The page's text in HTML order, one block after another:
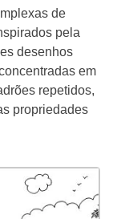
de
pela
desenhos
em
repetidos,
propriedades